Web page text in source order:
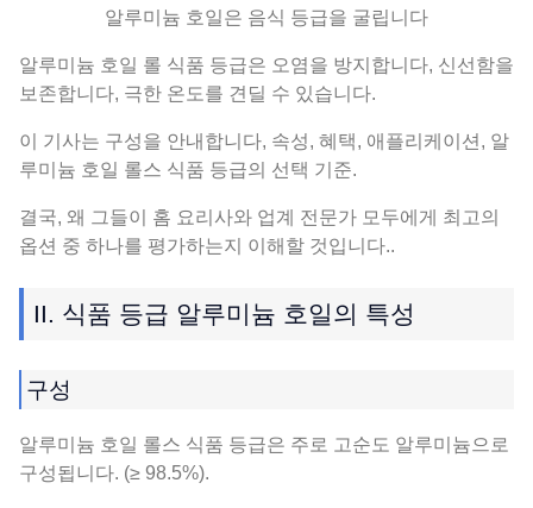
알루미늄 호일은 음식 등급을 굴립니다
알루미늄 호일 롤 식품 등급은 오염을 방지합니다, 신선함을
보존합니다, 극한 온도를 견딜 수 있습니다.
이 기사는 구성을 안내합니다, 속성, 혜택, 애플리케이션, 알
루미늄 호일 롤스 식품 등급의 선택 기준.
결국, 왜 그들이 홈 요리사와 업계 전문가 모두에게 최고의
옵션 중 하나를 평가하는지 이해할 것입니다..
II. 식품 등급 알루미늄 호일의 특성
구성
알루미늄 호일 롤스 식품 등급은 주로 고순도 알루미늄으로
구성됩니다. (≥ 98.5%).